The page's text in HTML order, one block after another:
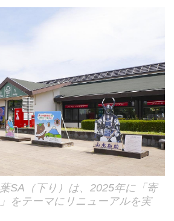
SA（下り）は、2025年に「寄
をテーマにリニューアルを実